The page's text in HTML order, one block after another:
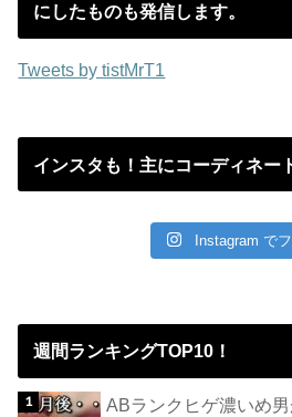
にしたものも発信します。
Tweets by tistMrT1
インスタも！主にコーディネー
Instagram で
週間ランキングTOP10！
ABランクヒゲ濃いめ